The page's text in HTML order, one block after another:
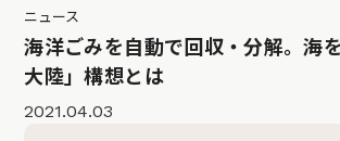
ニュース
海洋ごみを自動で回収・分解。海
大陸」構想とは
2021.04.03